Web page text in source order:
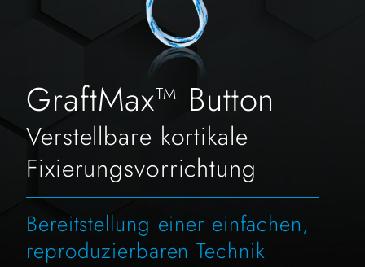
GraftMax™ Button
Verstellbare kortikale
Fixierungsvorrichtung
Bereitstellung einer einfachen,
reproduzierbaren Technik